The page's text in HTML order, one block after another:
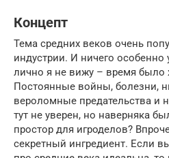
Концепт
Тема средних веков очень
индустрии. И ничего особенно
лично я не вижу – время было
Постоянные войны, болезни,
вероломные предательства и
тут не уверен, но наверняка
простор для игроделов?
секретный ингредиент. Если